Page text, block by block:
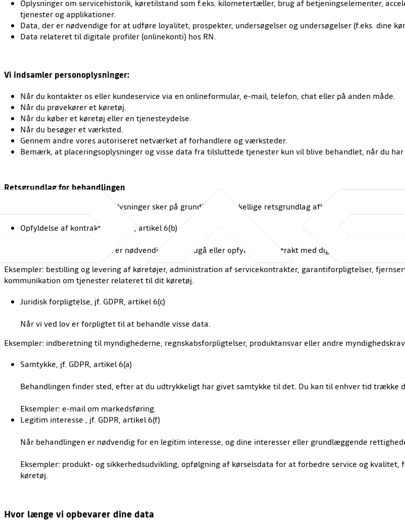
Oplysninger om servicehistorik, køretilstand som f.eks. kilometertæller, brug af betjeningselementer,
tjenester og applikationer.
Data, der er nødvendige for at udføre loyalitet, prospekter, undersøgelser og undersøgelser (f.eks. dine
Data relateret til digitale profiler (onlinekonti) hos RN.
Vi indsamler personoplysninger:
Når du kontakter os eller kundeservice via en onlineformular, e-mail, telefon, chat eller på anden måde.
Når du prøvekører et køretøj.
Når du køber et køretøj eller en tjenesteydelse.
Når du besøger et værksted.
Gennem andre vores autoriseret netværket af forhandlere og værksteder.
Bemærk, at placeringsoplysninger og visse data fra tilsluttede tjenester kun vil blive behandlet, når du
Retsgrundlag for behandlingen
Behandlingen af dine personoplysninger sker på grundlag af forskellige retsgrundlag afhængigt af formålet
Opfyldelse af kontrakt, jf. GDPR, artikel 6(b)
Bruges, når behandlingen er nødvendig for at indgå eller opfylde en kontrakt med dig som kunde.
Eksempler: bestilling og levering af køretøjer, administration af servicekontrakter, garantiforpligtelser,
kommunikation om tjenester relateret til dit køretøj.
Juridisk forpligtelse, jf. GDPR, artikel 6(c)
Når vi ved lov er forpligtet til at behandle visse data.
Eksempler: indberetning til myndighederne, regnskabsforpligtelser, produktansvar eller andre
Samtykke, jf. GDPR, artikel 6(a)
Behandlingen finder sted, efter at du udtrykkeligt har givet samtykke til det. Du kan til enhver tid trække
Eksempler: e-mail om markedsføring.
Legitim interesse , jf. GDPR, artikel 6(f)
Når behandlingen er nødvendig for en legitim interesse, og dine interesser eller grundlæggende
Eksempler: produkt- og sikkerhedsudvikling, opfølgning af kørselsdata for at forbedre service og
køretøj.
Hvor længe vi opbevarer dine data